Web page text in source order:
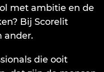
met ambitie en de
Bij Scorelit
ander.
die ooit